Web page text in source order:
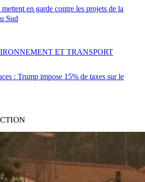
en garde contre les projets de la
Sud
: Trump impose 15% de taxes sur le
ET TRANSPORT